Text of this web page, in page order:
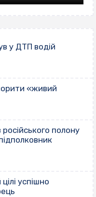
у ДТП водій
«живий
полону
успішно